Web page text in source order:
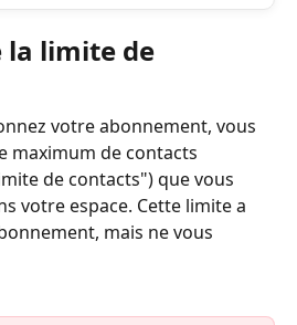
la limite de
votre abonnement, vous
maximum de contacts
de contacts") que vous
votre espace. Cette limite a
mais ne vous